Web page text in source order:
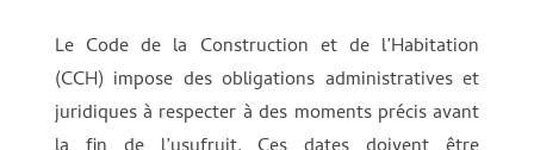
Le Code de la Construction et de l’Habitation
(CCH) impose des obligations administratives et
juridiques à respecter à des moments précis avant